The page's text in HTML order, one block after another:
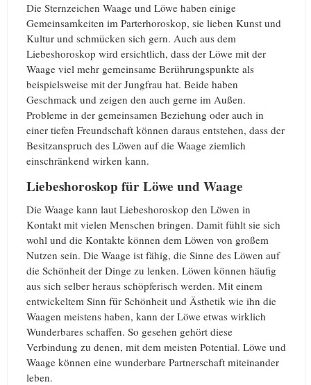
Die Sternzeichen Waage und Löwe haben einige
Gemeinsamkeiten im Parterhoroskop, sie lieben Kunst und
Kultur und schmücken sich gern. Auch aus dem
Liebeshoroskop wird ersichtlich, dass der Löwe mit der
Waage viel mehr gemeinsame Berührungspunkte als
beispielsweise mit der Jungfrau hat. Beide haben
Geschmack und zeigen den auch gerne im Außen.
Probleme in der gemeinsamen Beziehung oder auch in
einer tiefen Freundschaft können daraus entstehen, dass der
Besitzanspruch des Löwen auf die Waage ziemlich
einschränkend wirken kann.
Liebeshoroskop für Löwe und Waage
Die Waage kann laut Liebeshoroskop den Löwen in
Kontakt mit vielen Menschen bringen. Damit fühlt sie sich
wohl und die Kontakte können dem Löwen von großem
Nutzen sein. Die Waage ist fähig, die Sinne des Löwen auf
die Schönheit der Dinge zu lenken. Löwen können häufig
aus sich selber heraus schöpferisch werden. Mit einem
entwickeltem Sinn für Schönheit und Ästhetik wie ihn die
Waagen meistens haben, kann der Löwe etwas wirklich
Wunderbares schaffen. So gesehen gehört diese
Verbindung zu denen, mit dem meisten Potential. Löwe und
Waage können eine wunderbare Partnerschaft miteinander
leben.